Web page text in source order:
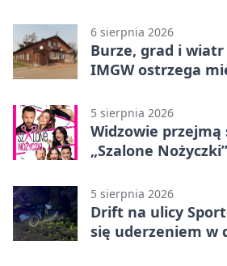
6 sierpnia 2026
Burze, grad i
IMGW ostrzega
5 sierpnia 2026
Widzowie przejmą
„Szalone
5 sierpnia 2026
Drift na ulicy
się uderzeniem w